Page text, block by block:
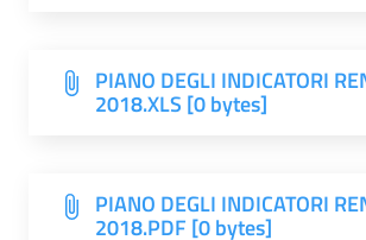
PIANO DEGLI INDICATORI
2018.XLS [0 bytes]
PIANO DEGLI INDICATORI
2018.PDF [0 bytes]